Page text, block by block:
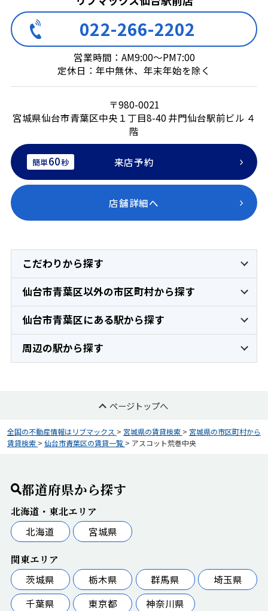
022-266-2202
営業時間：AM9:00～PM7:00
定休日：年中無休、年末年始を除く
〒980-0021
宮城県仙台市青葉区中央１丁目8-40 井門仙台駅前ビル ４
階
簡単60秒 来店予約
店舗詳細へ
こだわりから探す
仙台市青葉区以外の市区町村から探す
仙台市青葉区にある駅から探す
周辺の駅から探す
ページトップへ
全国の不動産情報はリブマックス > 宮城県の賃貸検索 > 宮城県の市区町村から
賃貸検索 > 仙台市青葉区の賃貸一覧 > アスコット荒巻中央
都道府県から探す
北海道・東北エリア
北海道
宮城県
関東エリア
茨城県
栃木県 群馬県
埼玉県
千葉県
東京都 神奈川県